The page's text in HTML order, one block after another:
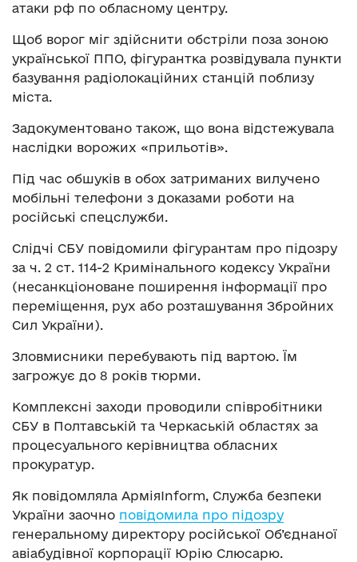
атаки рф по обласному центру.
Щоб ворог міг здійснити обстріли поза зоною
української ППО, фігурантка розвідувала пункти
базування радіолокаційних станцій поблизу
міста.
Задокументовано також, що вона відстежувала
наслідки ворожих «прильотів».
Під час обшуків в обох затриманих вилучено
мобільні телефони з доказами роботи на
російські спецслужби.
Слідчі СБУ повідомили фігурантам про підозру
за ч. 2 ст. 114-2 Кримінального кодексу України
(несанкціоноване поширення інформації про
переміщення, рух або розташування Збройних
Сил України).
Зловмисники перебувають під вартою. Їм
загрожує до 8 років тюрми.
Комплексні заходи проводили співробітники
СБУ в Полтавській та Черкаській областях за
процесуального керівництва обласних
прокуратур.
Як повідомляла АрміяInform, Служба безпеки
України заочно повідомила про підозру
генеральному директору російської Об’єднаної
авіабудівної корпорації Юрію Слюсарю.